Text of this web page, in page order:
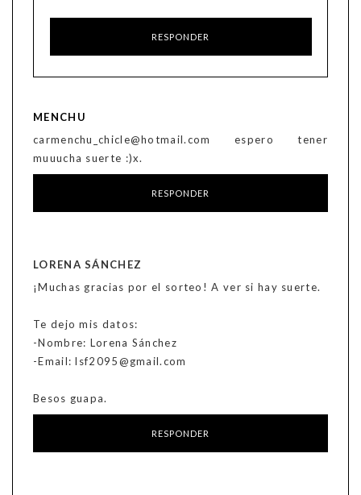
RESPONDER
MENCHU
carmenchu_chicle@hotmail.com espero tener
muuucha suerte :)x.
RESPONDER
LORENA SÁNCHEZ
¡Muchas gracias por el sorteo! A ver si hay suerte.
Te dejo mis datos:
-Nombre: Lorena Sánchez
-Email: lsf2095@gmail.com
Besos guapa.
RESPONDER